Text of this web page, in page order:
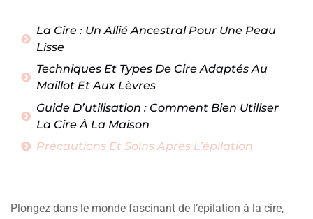
La Cire : Un Allié Ancestral Pour Une Peau
Lisse
Techniques Et Types De Cire Adaptés Au
Maillot Et Aux Lèvres
Guide D’utilisation : Comment Bien Utiliser
La Cire À La Maison
Précautions Et Soins Après L’épilation
Plongez dans le monde fascinant de l’épilation à la cire,